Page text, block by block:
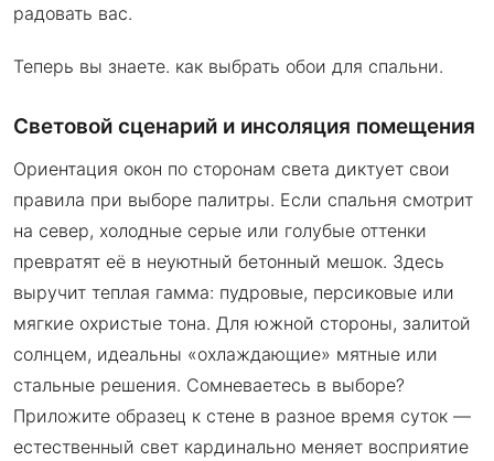
радовать вас.
Теперь вы знаете. как выбрать обои для спальни.
Световой сценарий и инсоляция помещения
Ориентация окон по сторонам света диктует свои
правила при выборе палитры. Если спальня смотрит
на север, холодные серые или голубые оттенки
превратят её в неуютный бетонный мешок. Здесь
выручит теплая гамма: пудровые, персиковые или
мягкие охристые тона. Для южной стороны, залитой
солнцем, идеальны «охлаждающие» мятные или
стальные решения. Сомневаетесь в выборе?
Приложите образец к стене в разное время суток —
естественный свет кардинально меняет восприятие